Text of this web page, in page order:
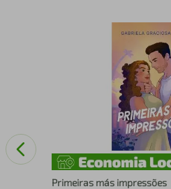
Primeiras más impressões